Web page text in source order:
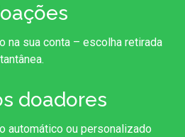
na sua conta – escolha retirada
doadores
automático ou personalizado